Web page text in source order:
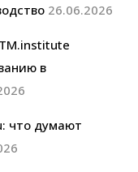
26.06.2026
в
что думают